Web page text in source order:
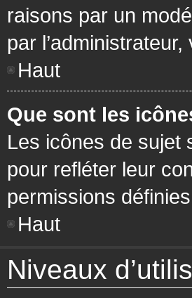
raisons par un
par
Haut
Que sont les
Les icônes de sujet
pour refléter leur
permissions
Haut
Niveaux